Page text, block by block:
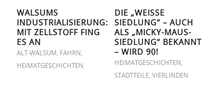
WALSUMS
INDUSTRIALISIERUNG:
MIT ZELLSTOFF FING
ES AN
ALT-WALSUM , FAHRN ,
HEIMATGESCHICHTEN
DIE „WEISSE S
IEDLUNG“ – AUCH A
LS „MICKY-MAUS-S
IEDLUNG“ BEKANNT –
WIRD 90!
HEIMATGESCHICHTEN ,
STADTTEILE, VIERLINDEN